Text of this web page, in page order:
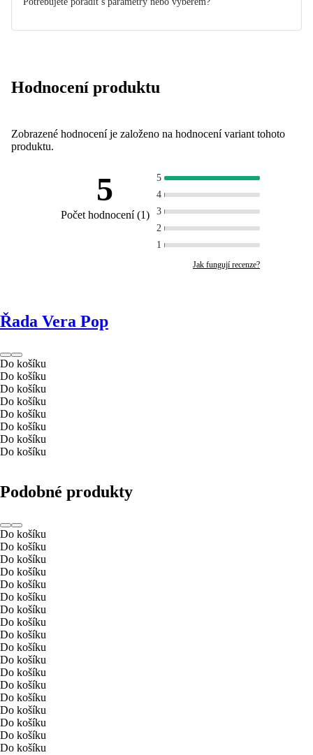
Hodnocení produktu
Zobrazené hodnocení je založeno na hodnocení variant tohoto
produktu.
5
Počet hodnocení(1)
5
4
3
2
1
Jak fungují recenze?
Řada Vera Pop
Do košíku
Do košíku
Do košíku
Do košíku
Do košíku
Do košíku
Do košíku
Do košíku
Podobné produkty
Do košíku
Do košíku
Do košíku
Do košíku
Do košíku
Do košíku
Do košíku
Do košíku
Do košíku
Do košíku
Do košíku
Do košíku
Do košíku
Do košíku
Do košíku
Do košíku
Do košíku
Do košíku